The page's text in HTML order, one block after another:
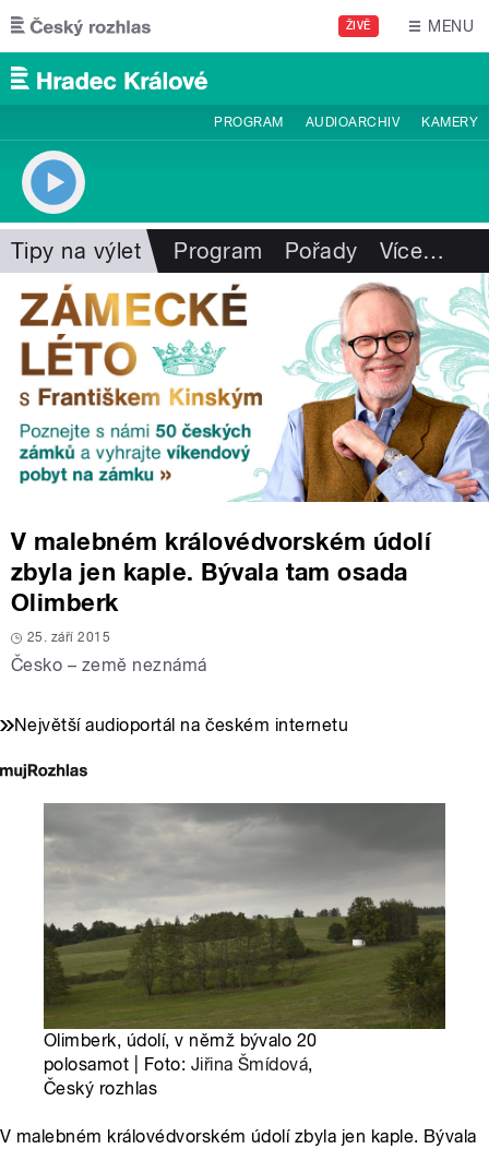
Přejít k hlavnímu obsahu
ŽIVĚ MENU
PROGRAM AUDIOARCHIV KAMERY
Tipy na výlet Program Pořady Více…
V malebném královédvorském údolí
zbyla jen kaple. Bývala tam osada
Olimberk
25. září 2015
Česko – země neznámá
Největší audioportál na českém internetu
Olimberk, údolí, v němž bývalo 20
polosamot | Foto: Jiřina Šmídová,
Český rozhlas
V malebném královédvorském údolí zbyla jen kaple. Bývala